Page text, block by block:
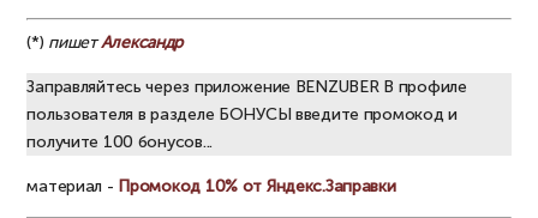
(*) пишетАлександр
Заправляйтесь через приложение BENZUBER В профиле
пользователя в разделе БОНУСЫ введите промокод и
получите 100 бонусов...
материал - Промокод 10% от Яндекс.Заправки